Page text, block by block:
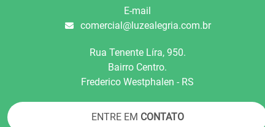
E-mail
comercial@luzealegria.com.br
Rua Tenente Líra, 950.
Bairro Centro.
Frederico Westphalen - RS
ENTRE EM CONTATO